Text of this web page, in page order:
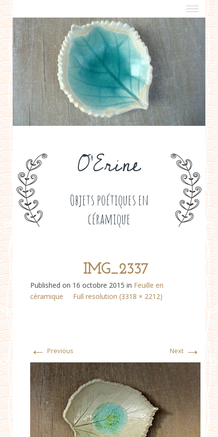
O'Erine
Objets poétiques en
céramique
a propos
boutiques de créateurs
contact
politique de confidentialité
IMG_2337
Published on 16 octobre 2015 in Feuille en
céramique
Full resolution (3318 × 2212)
← Previous Next →